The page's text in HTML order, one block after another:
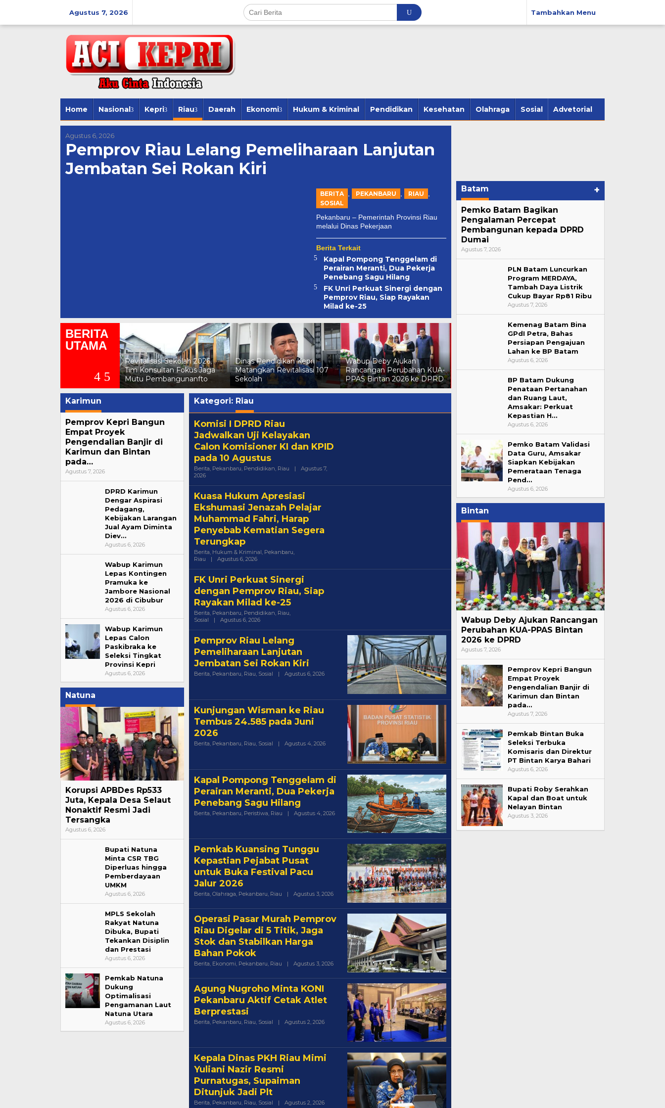
Agustus 7, 2026 Tambahkan Menu
Home Nasional Kepri Riau Daerah Ekonomi Hukum & Kriminal Pendidikan Kesehatan Olahraga Sosial Advetorial
Agustus 6, 2026
Pemprov Riau Lelang Pemeliharaan Lanjutan
Jembatan Sei Rokan Kiri
BERITA PEKANBARU RIAU
SOSIAL
Pekanbaru – Pemerintah Provinsi Riau
melalui Dinas Pekerjaan
Berita Terkait
Kapal Pompong Tenggelam di
Perairan Meranti, Dua Pekerja
Penebang Sagu Hilang
FK Unri Perkuat Sinergi dengan
Pemprov Riau, Siap Rayakan
Milad ke-25
BERITA
UTAMA
Revitalisasi Sekolah 2026,
Tim Konsultan Fokus Jaga
Mutu Pembangunanfto
Dinas Pendidikan Kepri
Matangkan Revitalisasi 107
Sekolah
Wabup Deby Ajukan
Rancangan Perubahan KUA-
PPAS Bintan 2026 ke DPRD
Komisi I DPRD Riau
Jadwalkan Uji Kelayakan
Calon Komisioner KI dan
KPID pada 10 Agustus
Karimun
Pemprov Kepri Bangun
Empat Proyek
Pengendalian Banjir di
Karimun dan Bintan
pada…
Agustus 7, 2026
DPRD Karimun
Dengar Aspirasi
Pedagang,
Kebijakan Larangan
Jual Ayam Diminta
Diev…
Agustus 6, 2026
Wabup Karimun
Lepas Kontingen
Pramuka ke
Jambore Nasional
2026 di Cibubur
Agustus 6, 2026
Wabup Karimun
Lepas Calon
Paskibraka ke
Seleksi Tingkat
Provinsi Kepri
Agustus 6, 2026
Natuna
Korupsi APBDes Rp533
Juta, Kepala Desa Selaut
Nonaktif Resmi Jadi
Tersangka
Agustus 6, 2026
Bupati Natuna
Minta CSR TBG
Diperluas hingga
Pemberdayaan
UMKM
Agustus 6, 2026
MPLS Sekolah
Rakyat Natuna
Dibuka, Bupati
Tekankan Disiplin
dan Prestasi
Agustus 6, 2026
Pemkab Natuna
Dukung
Optimalisasi
Pengamanan Laut
Natuna Utara
Agustus 6, 2026
Kategori: Riau
Komisi I DPRD Riau
Jadwalkan Uji Kelayakan
Calon Komisioner KI dan KPID
pada 10 Agustus
Berita, Pekanbaru, Pendidikan, Riau |
Agustus 7,
2026Oleh
Kuasa Hukum Apresiasi
Ekshumasi Jenazah Pelajar
Muhammad Fahri, Harap
Penyebab Kematian Segera
Terungkap
Berita, Hukum & Kriminal, Pekanbaru,
Riau
| Agustus 6, 2026Oleh
FK Unri Perkuat Sinergi
dengan Pemprov Riau, Siap
Rayakan Milad ke-25
Berita, Pekanbaru, Pendidikan, Riau,
Sosial
| Agustus 6, 2026Oleh
Pemprov Riau Lelang
Pemeliharaan Lanjutan
Jembatan Sei Rokan Kiri
Berita, Pekanbaru, Riau, Sosial | Agustus 6, 2026Oleh
Acikepri.com
Kunjungan Wisman ke Riau
Tembus 24.585 pada Juni
2026
Berita, Pekanbaru, Riau, Sosial | Agustus 4, 2026Oleh
Acikepri.com
Kapal Pompong Tenggelam di
Perairan Meranti, Dua Pekerja
Penebang Sagu Hilang
Berita Pekanbaru Peristiwa Riau | Agustus 4, 2026Oleh
Acikepri.com
Pemkab Kuansing Tunggu
Kepastian Pejabat Pusat
untuk Buka Festival Pacu
Jalur 2026
Berita, Olahraga, Pekanbaru, Riau | Agustus 3, 2026Oleh
Acikepri.com
Operasi Pasar Murah Pemprov
Riau Digelar di 5 Titik, Jaga
Stok dan Stabilkan Harga
Bahan Pokok
Berita, Ekonomi, Pekanbaru, Riau | Agustus 3, 2026Oleh
Acikepri.com
Agung Nugroho Minta KONI
Pekanbaru Aktif Cetak Atlet
Berprestasi
Berita Pekanbaru Riau Sosial | Agustus 2, 2026Oleh
Acikepri.com
Kepala Dinas PKH Riau Mimi
Yuliani Nazir Resmi
Purnatugas, Supaiman
Ditunjuk Jadi Plt
Berita, Pekanbaru, Riau, Sosial | Agustus 2, 2026Oleh
Batam +
Pemko Batam Bagikan
Pengalaman Percepat
Pembangunan kepada DPRD
Dumai
Agustus 7, 2026
PLN Batam Luncurkan
Program MERDAYA,
Tambah Daya Listrik
Cukup Bayar Rp81 Ribu
Agustus 7, 2026
Kemenag Batam Bina
GPdI Petra, Bahas
Persiapan Pengajuan
Lahan ke BP Batam
Agustus 6, 2026
BP Batam Dukung
Penataan Pertanahan
dan Ruang Laut,
Amsakar: Perkuat
Kepastian H…
Agustus 6, 2026
Pemko Batam Validasi
Data Guru, Amsakar
Siapkan Kebijakan
Pemerataan Tenaga
Pend…
Agustus 6, 2026
Bintan
Wabup Deby Ajukan Rancangan
Perubahan KUA-PPAS Bintan
2026 ke DPRD
Agustus 7, 2026
Pemprov Kepri Bangun
Empat Proyek
Pengendalian Banjir di
Karimun dan Bintan
pada…
Agustus 7, 2026
Pemkab Bintan Buka
Seleksi Terbuka
Komisaris dan Direktur
PT Bintan Karya Bahari
Agustus 6, 2026
Bupati Roby Serahkan
Kapal dan Boat untuk
Nelayan Bintan
Agustus 3, 2026